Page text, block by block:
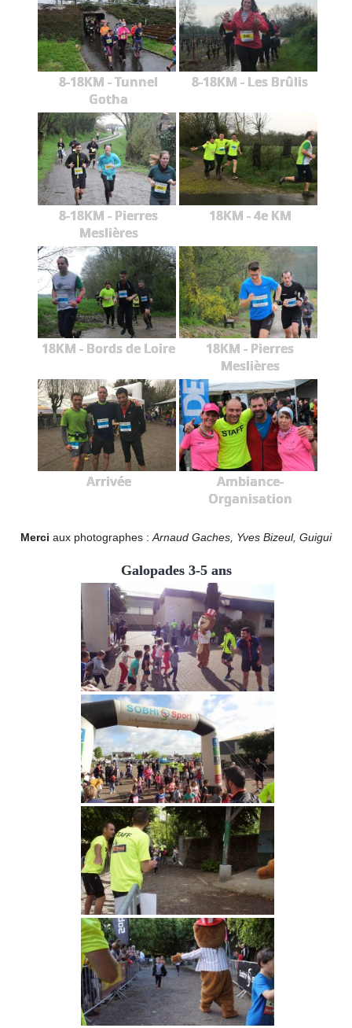
8-18KM - Tunnel
Gotha
8-18KM - Les Brûlis
8-18KM - Pierres
Meslières
18KM - 4e KM
18KM - Bords de Loire
18KM - Pierres
Meslières
Arrivée
Ambiance-
Organisation
Merci aux photographes :Arnaud Gaches, Yves Bizeul, Guigui
Galopades 3-5 ans